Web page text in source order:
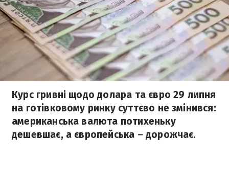
Курс гривні щодо долара та євро 29 липня
на готівковому ринку суттєво не змінився:
американська валюта потихеньку
дешевшає, а європейська – дорожчає.